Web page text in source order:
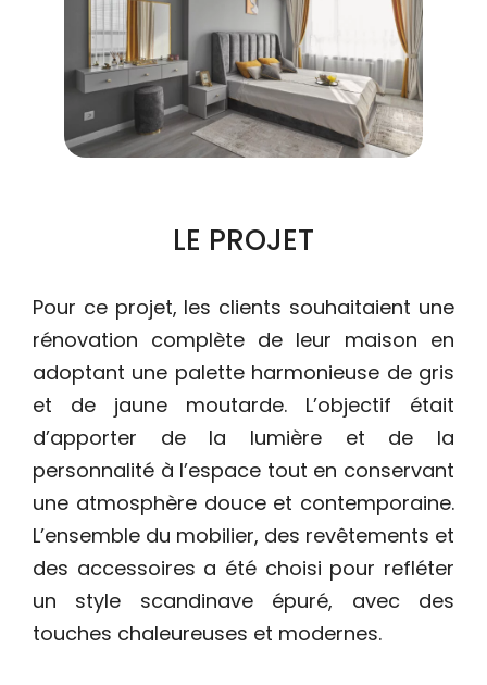
LE PROJET
Pour ce projet, les clients souhaitaient une
rénovation complète de leur maison en
adoptant une palette harmonieuse de gris
et de jaune moutarde. L’objectif était
d’apporter de la lumière et de la
personnalité à l’espace tout en conservant
une atmosphère douce et contemporaine.
L’ensemble du mobilier, des revêtements et
des accessoires a été choisi pour refléter
un style scandinave épuré, avec des
touches chaleureuses et modernes.